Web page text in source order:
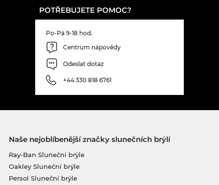
POTŘEBUJETE POMOC?
Po-Pá 9-18 hod.
Centrum nápovědy
Odeslat dotaz
+44 330 818 6761
Naše nejoblíbenější značky slunečních brýlí
Ray-Ban Sluneční brýle
Oakley Sluneční brýle
Persol Sluneční brýle